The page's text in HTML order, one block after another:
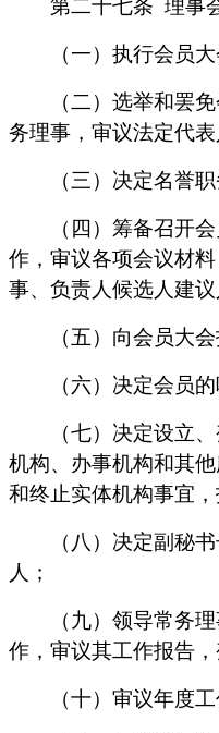
第二十七条 理事
（一）执行会员大
（二）选举和罢免
务理事，审议法定代表
（三）决定名誉职
（四）筹备召开会
作，审议各项会议材
事、负责人候选人建议
（五）向会员大会
（六）决定会员的
（七）决定设立、
机构、办事机构和其
和终止实体机构事宜，
（八）决定副秘书
人；
（九）领导常务理
作，审议其工作报告
（十）审议年度工